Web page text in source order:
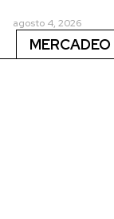
agosto 4, 2026
MERCADEO